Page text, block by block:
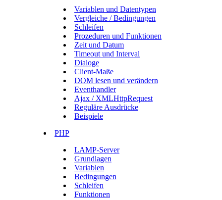
Variablen und Datentypen
Vergleiche / Bedingungen
Schleifen
Prozeduren und Funktionen
Zeit und Datum
Timeout und Interval
Dialoge
Client-Maße
DOM lesen und verändern
Eventhandler
Ajax / XMLHttpRequest
Reguläre Ausdrücke
Beispiele
PHP
LAMP-Server
Grundlagen
Variablen
Bedingungen
Schleifen
Funktionen